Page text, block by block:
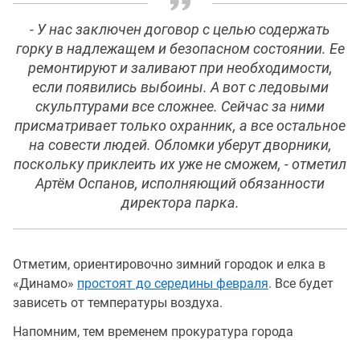
- У нас заключен договор с целью содержать
горку в надлежащем и безопасном состоянии. Ее
ремонтируют и заливают при необходимости,
если появились выбоины. А вот с ледовыми
скульптурами все сложнее. Сейчас за ними
присматривает только охранник, а все остальное
на совести людей. Обломки уберут дворники,
поскольку приклеить их уже не сможем, - отметил
Артём Оспанов, исполняющий обязанности
директора парка.
Отметим, ориентировочно зимний городок и елка в
«Динамо» простоят до середины февраля. Все будет
зависеть от температуры воздуха.
Напомним, тем временем прокуратура города